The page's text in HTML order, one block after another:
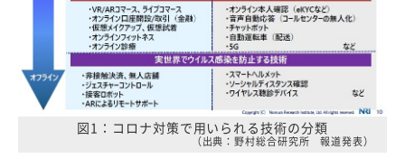
図1：コロナ対策で用いられる技術の分類
（出典：野村総合研究所 報道発表）